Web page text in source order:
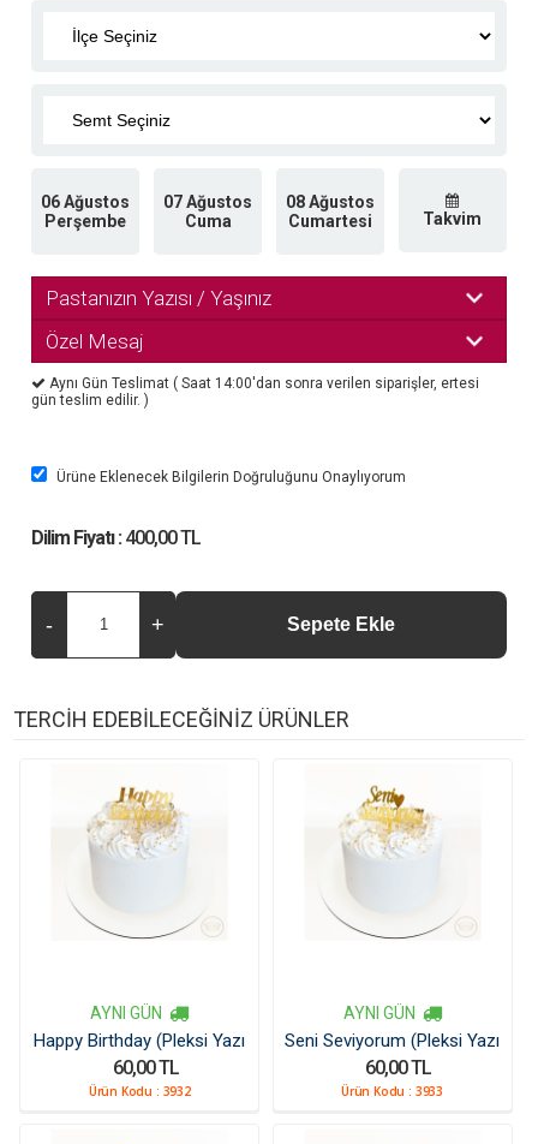
06 Ağustos
Perşembe
07 Ağustos
Cuma
08 Ağustos
Cumartesi
Takvim
Pastanızın Yazısı / Yaşınız
Özel Mesaj
Aynı Gün Teslimat ( Saat 14:00'dan sonra verilen siparişler, ertesi
gün teslim edilir. )
Ürüne Eklenecek Bilgilerin Doğruluğunu Onaylıyorum
Dilim Fiyatı : 400,00 TL
TERCİH EDEBİLECEĞİNİZ ÜRÜNLER
AYNI GÜN
Happy Birthday (Pleksi Yazı
Kücük)
60,00 TL
Ürün Kodu : 3932
AYNI GÜN
Seni Seviyorum (Pleksi Yazı
Kücük)
60,00 TL
Ürün Kodu : 3933